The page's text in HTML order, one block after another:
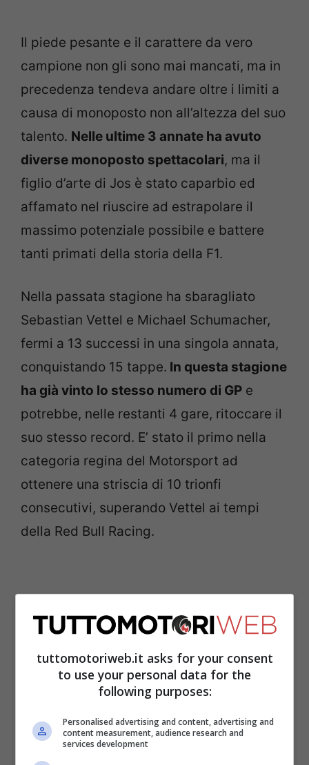
Il piede pesante e il carattere da vero
campione non gli sono mai mancati, ma in
precedenza tendeva andare oltre i limiti a
causa di monoposto non all’altezza del suo
talento. Nelle ultime 3 annate ha avuto
diverse monoposto spettacolari, ma il
figlio d’arte di Jos è stato caparbio ed
affamato nel riuscire ad estrapolare il
massimo potenziale possibile e battere
tanti primati della storia della F1.
Nella passata stagione ha sbaragliato
Sebastian Vettel e Michael Schumacher,
fermi a 13 successi in una singola annata,
conquistando 15 tappe. In questa stagione
ha già vinto lo stesso numero di GP e
potrebbe, nelle restanti 4 gare, ritoccare il
suo stesso record. E’ stato il primo nella
categoria regina del Motorsport ad
ottenere una striscia di 10 trionfi
consecutivi, superando Vettel ai tempi
della Red Bull Racing.
L’unico pilota di un’altra casa in grado di
tuttomotoriweb.it asks for your consent
to use your personal data for the
following purposes:
Personalised advertising and content, advertising and
content measurement, audience research and
services development